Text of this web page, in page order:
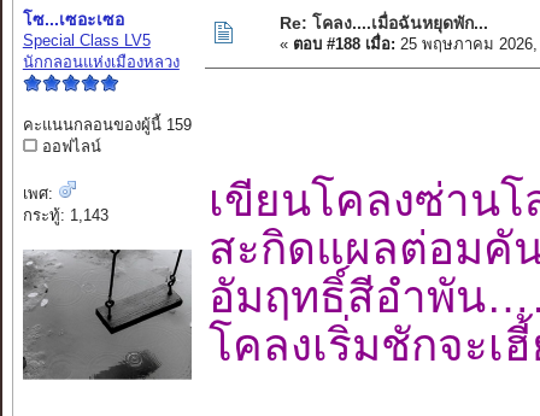
โซ...เซอะเซอ
Special Class LV5
นักกลอนแห่งเมืองหลวง
คะแนนกลอนของผู้นี้ 159
ออฟไลน์
เพศ:
กระทู้: 1,143
Re: โคลง....เมื่อฉันหยุดพัก...
« ตอบ #188 เมื่อ: 25 พฤษภาคม 2026,
เขียนโคลงซ่าน
สะกิดแผลต่อม
อัมฤทธิ์สีอำพั
โคลงเริ่มชักจะ